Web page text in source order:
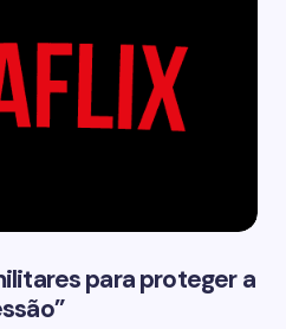
para proteger a